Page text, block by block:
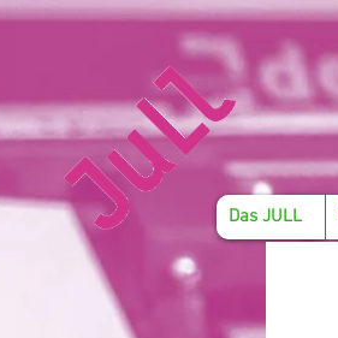
Das JULL